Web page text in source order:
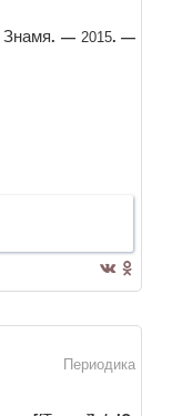
Знамя. —2015. —
Периодика